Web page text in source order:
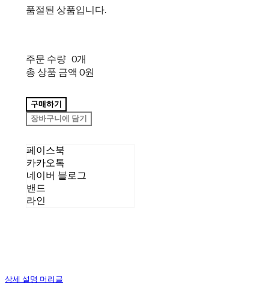
품절된 상품입니다.
주문 수량 0개
총 상품 금액 0원
구매하기
장바구니에 담기
페이스북
카카오톡
네이버 블로그
밴드
라인
상세 설명 머리글